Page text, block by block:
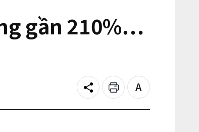
gần 210%…
Share Print
Text
size